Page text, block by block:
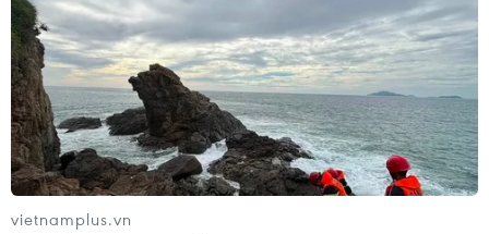
vietnamplus.vn